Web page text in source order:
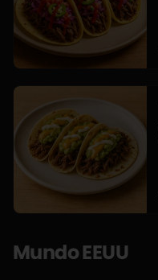
Mundo EEUU